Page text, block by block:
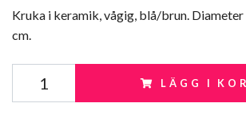
Kruka i keramik, vågig, blå/brun. Diameter
cm.
LÄGG I